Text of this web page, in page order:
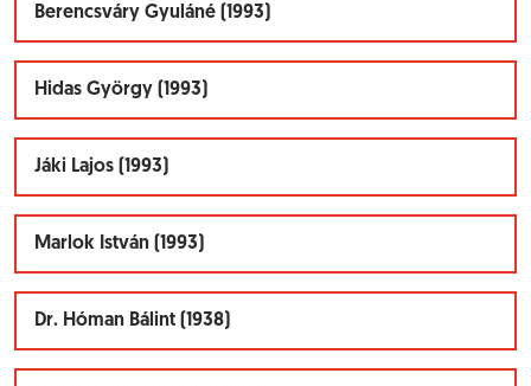
Berencsváry Gyuláné (1993)
Hidas György (1993)
Jáki Lajos (1993)
Marlok István (1993)
Dr. Hóman Bálint (1938)